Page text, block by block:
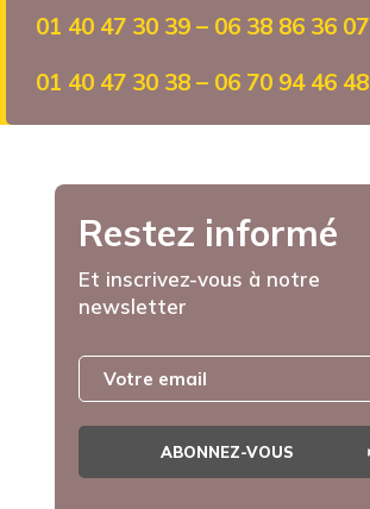
01 40 47 30 39 – 06 38 86 36 07
01 40 47 30 38 – 06 70 94 46 48
Restez informé
Et inscrivez-vous à notre
newsletter
ABONNEZ-VOUS